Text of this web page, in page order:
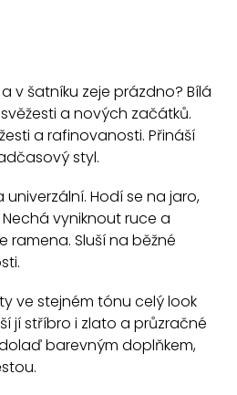
v
l
á
d
c
í
p
v
k
y
v
v šatníku zeje prázdno? Bílá
a nových začátků.
a rafinovanosti. Přináší
styl.
univerzální. Hodí se na jaro,
vyniknout ruce a
ramena. Sluší na běžné
ve stejném tónu celý look
jí stříbro i zlato a průzračné
barevným doplňkem,